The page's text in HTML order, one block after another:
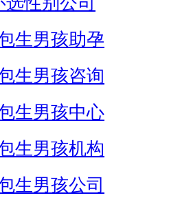
生男孩助孕
生男孩咨询
生男孩中心
生男孩机构
生男孩公司